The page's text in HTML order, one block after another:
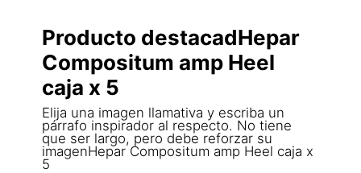
Producto destacadHepar
Compositum amp Heel
caja x 5
Elija una imagen llamativa y escriba un
párrafo inspirador al respecto. No tiene
que ser largo, pero debe reforzar su
imagenHepar Compositum amp Heel caja x
5